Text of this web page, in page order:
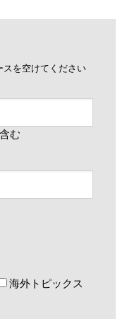
を空けてください
む
海外トピックス